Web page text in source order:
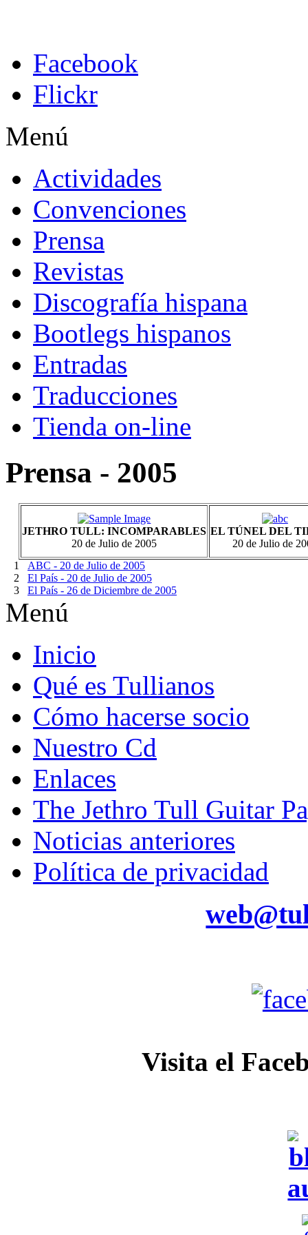
Facebook
Flickr
Menú
Actividades
Convenciones
Prensa
Revistas
Discografía hispana
Bootlegs hispanos
Entradas
Traducciones
Tienda on-line
Prensa - 2005
JETHRO TULL: INCOMPARABLES
20 de Julio de 2005
EL TÚNEL DEL
20 de Julio de
1
ABC - 20 de Julio de 2005
2
El País - 20 de Julio de 2005
3
El País - 26 de Diciembre de 2005
Menú
Inicio
Qué es Tullianos
Cómo hacerse socio
Nuestro Cd
Enlaces
The Jethro Tull Guitar
Noticias anteriores
Política de privacidad
Visita el